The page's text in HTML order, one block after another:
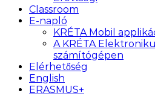
Classroom
E-napló
KRÉTA Mobil
A KRÉTA
számítógépen
Elérhetőség
English
ERASMUS+